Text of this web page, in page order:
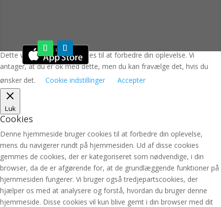
Dette websted bruger cookies til at forbedre din oplevelse. Vi
antager, at du er ok med dette, men du kan fravælge det, hvis du
ønsker det.
Cookie indstillinger Accepter
Luk
Cookies
Denne hjemmeside bruger cookies til at forbedre din oplevelse,
mens du navigerer rundt på hjemmesiden. Ud af disse cookies
gemmes de cookies, der er kategoriseret som nødvendige, i din
browser, da de er afgørende for, at de grundlæggende funktioner på
hjemmesiden fungerer. Vi bruger også tredjepartscookies, der
hjælper os med at analysere og forstå, hvordan du bruger denne
hjemmeside. Disse cookies vil kun blive gemt i din browser med dit